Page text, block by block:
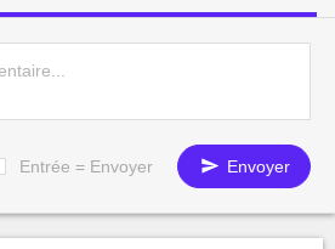
Entrée = Envoyer Envoyer